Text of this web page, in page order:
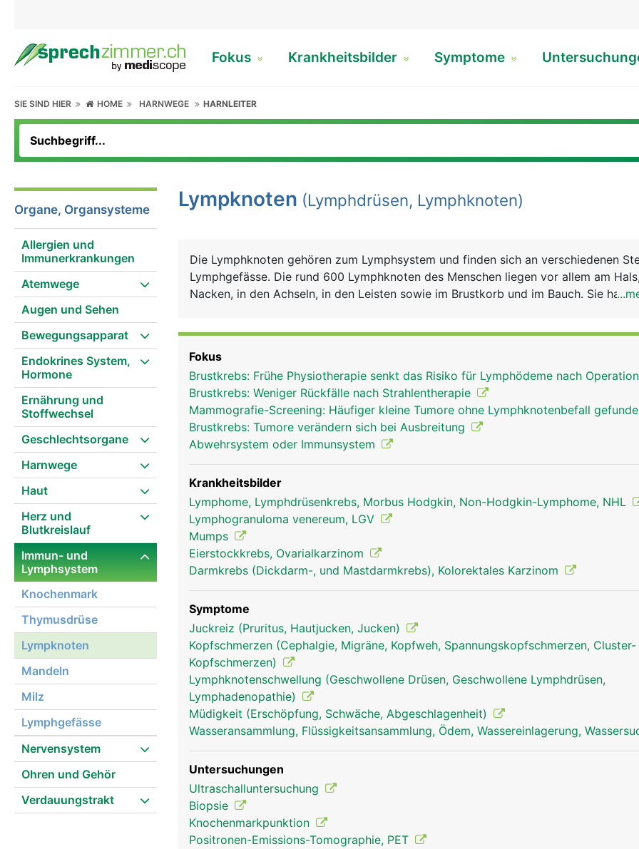
Fokus Krankheitsbilder Symptome
SIE SIND HIER HOME HARNWEGE HARNLEITER
Organe, Organsysteme
Allergien und
Immunerkrankungen
Atemwege
Augen und Sehen
Bewegungsapparat
Endokrines System,
Hormone
Ernährung und
Stoffwechsel
Geschlechtsorgane
Harnwege
Haut
Herz und
Blutkreislauf
Immun- und
Lymphsystem
Knochenmark
Thymusdrüse
Lympknoten
Mandeln
Milz
Lymphgefässe
Nervensystem
Ohren und Gehör
Verdauungstrakt
Lympknoten (Lymphdrüsen, Lymphknoten)
Die Lymphknoten gehören zum Lymphsystem und finden sich an verschiedenen
Lymphgefässe. Die rund 600 Lymphknoten des Menschen liegen vor allem am
Nacken, in den Achseln, in den Leisten sowie im Brustkorb und im Bauch. Sie
Farbstoffe) werden teilweise auch in den Lymphknoten eingelagert, wenn sie der
ausscheiden kann. In den Lymphknoten wird ausserdem ein Teil der Lymphozyten
Blutkörperchen) gebildet, die als "Abwehrpolizei" ständig durch das Blut- und
Lymphgefässsystem patrouillieren und der körpereigenen Abwehr dienen.
den Lymphknoten die Lymphe konzentriert (eingedickt).
lympknoten frau lympknoten mann
Fokus
Brustkrebs: Frühe Physiotherapie senkt das Risiko für Lymphödeme nach
Brustkrebs: Weniger Rückfälle nach Strahlentherapie
Mammografie-Screening: Häufiger kleine Tumore ohne Lymphknotenbefall
Brustkrebs: Tumore verändern sich bei Ausbreitung
Abwehrsystem oder Immunsystem
Krankheitsbilder
Lymphome, Lymphdrüsenkrebs, Morbus Hodgkin, Non-Hodgkin-Lymphome, NHL
Lymphogranuloma venereum, LGV
Mumps
Eierstockkrebs, Ovarialkarzinom
Darmkrebs (Dickdarm-, und Mastdarmkrebs), Kolorektales Karzinom
Symptome
Juckreiz (Pruritus, Hautjucken, Jucken)
Kopfschmerzen (Cephalgie, Migräne, Kopfweh, Spannungskopfschmerzen, Cluster-
Kopfschmerzen)
Lymphknotenschwellung (Geschwollene Drüsen, Geschwollene Lymphdrüsen,
Lymphadenopathie)
Müdigkeit (Erschöpfung, Schwäche, Abgeschlagenheit)
Wasseransammlung, Flüssigkeitsansammlung, Ödem, Wassereinlagerung,
Untersuchungen
Ultraschalluntersuchung
Biopsie
Knochenmarkpunktion
Positronen-Emissions-Tomographie, PET